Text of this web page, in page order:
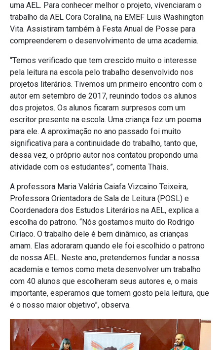
uma AEL. Para conhecer melhor o projeto, vivenciaram o
trabalho da AEL Cora Coralina, na EMEF Luis Washington
Vita. Assistiram também à Festa Anual de Posse para
compreenderem o desenvolvimento de uma academia.
“Temos verificado que tem crescido muito o interesse
pela leitura na escola pelo trabalho desenvolvido nos
projetos literários. Tivemos um primeiro encontro com o
autor em setembro de 2017, reunindo todos os alunos
dos projetos. Os alunos ficaram surpresos com um
escritor presente na escola. Uma criança fez um poema
para ele. A aproximação no ano passado foi muito
significativa para a continuidade do trabalho, tanto que,
dessa vez, o próprio autor nos contatou propondo uma
atividade com os estudantes”, comenta Thais.
A professora Maria Valéria Caiafa Vizcaino Teixeira,
Professora Orientadora de Sala de Leitura (POSL) e
Coordenadora dos Estudos Literários na AEL, explica a
escolha do patrono. “Nós gostamos muito do Rodrigo
Ciríaco. O trabalho dele é bem dinâmico, as crianças
amam. Elas adoraram quando ele foi escolhido o patrono
de nossa AEL. Neste ano, pretendemos fundar a nossa
academia e temos como meta desenvolver um trabalho
com 40 alunos que escolheram seus autores e, o mais
importante, esperamos que tomem gosto pela leitura, que
é o nosso maior objetivo”, observa.